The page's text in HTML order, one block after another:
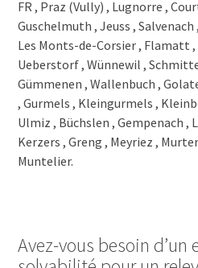
1681 Billens
1680 Romont FR
1680 Berlens
1679 Villaraboud
1678 Siviriez
1677 Prez-vers-Siviriez
1676 Chavannes-les-Forts
1675 Vauderens
1675 Mossel
1674 Montet (Glâne)
1673 Rue
Avez-vous besoin d’un